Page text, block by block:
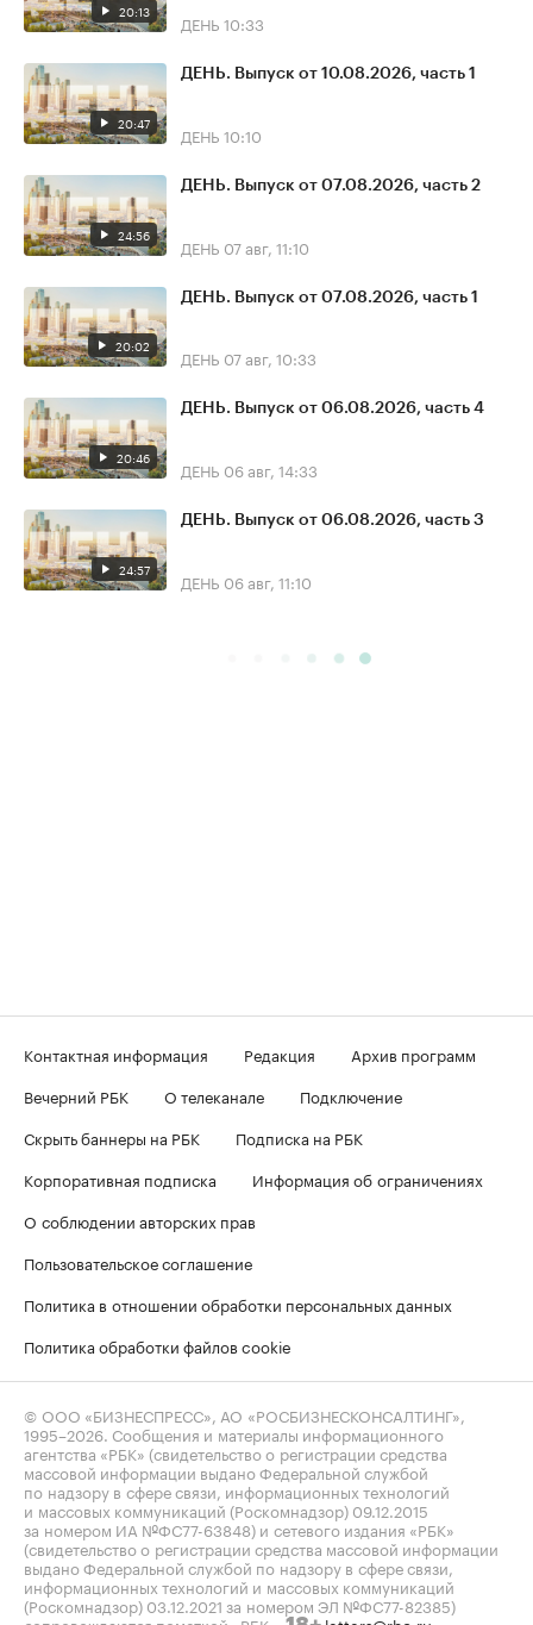
20:13 ДЕНЬ 10:33
20:47
ДЕНЬ. Выпуск от 10.08.2026, часть 1
ДЕНЬ 10:10
24:56
ДЕНЬ. Выпуск от 07.08.2026, часть 2
ДЕНЬ 07 авг, 11:10
20:02
ДЕНЬ. Выпуск от 07.08.2026, часть 1
ДЕНЬ 07 авг, 10:33
20:46
ДЕНЬ. Выпуск от 06.08.2026, часть 4
ДЕНЬ 06 авг, 14:33
24:57
ДЕНЬ. Выпуск от 06.08.2026, часть 3
ДЕНЬ 06 авг, 11:10
Контактная информация Редакция
Архив программ
Вечерний РБК
О телеканале
Подключение
Скрыть баннеры на РБК
Подписка на РБК
Корпоративная подписка
Информация об ограничениях
О соблюдении авторских прав
Пользовательское соглашение
Политика в отношении обработки персональных данных
Политика обработки файлов cookie
© ООО «БИЗНЕСПРЕСС», АО «РОСБИЗНЕСКОНСАЛТИНГ»,
1995–2026 . Сообщения и материалы информационного
агентства «РБК» (свидетельство о регистрации средства
массовой информации выдано Федеральной службой
по надзору в сфере связи, информационных технологий
и массовых коммуникаций (Роскомнадзор) 09.12.2015
за номером ИА №ФС77-63848) и сетевого издания «РБК»
(свидетельство о регистрации средства массовой информации
выдано Федеральной службой по надзору в сфере связи,
информационных технологий и массовых коммуникаций
(Роскомнадзор) 03.12.2021 за номером ЭЛ №ФС77-82385)